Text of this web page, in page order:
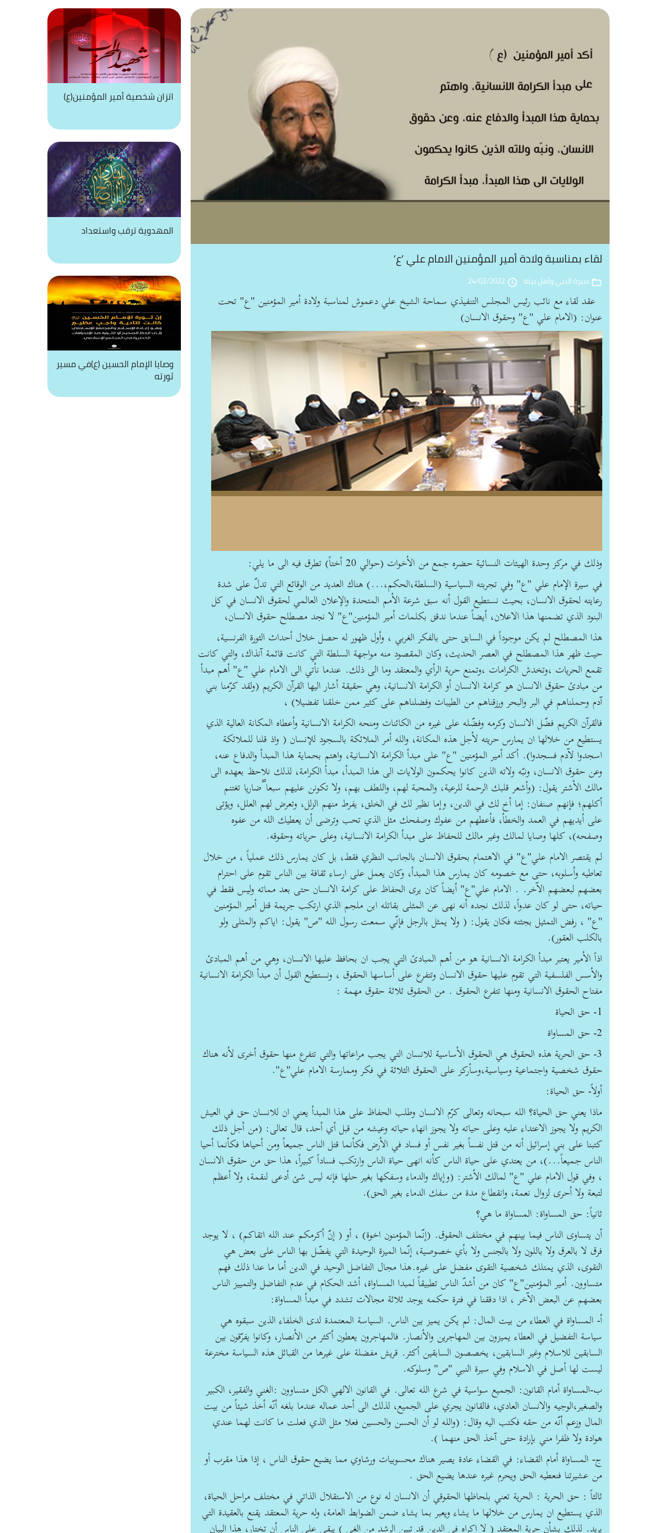
لقاء بمناسبة ولادة أمير المؤمنين الامام علي ’ع’
folder_open سيرة النبي وأهل بيته access_time
24/02/2022
عقد لقاء مع نائب رئيس المجلس التنفيذي سماحة الشيخ علي دعموش لمناسبة ولادة أمير المؤمنين "ع" تحت
عنوان: (الامام علي "ع" وحقوق الانسان)
وذلك في مركز وحدة الهيئات النسائية حضره جمع من الأخوات (حوالي 20 أختاً) تطرق فيه الى ما يلي:
في سيرة الإمام علي "ع" وفي تجربته السياسية (السلطة،الحكم،...) هناك العديد من الوقائع التي تدلّ على شدة
رعايته لحقوق الانسان، بحيث نستطيع القول أنه سبق شرعة الأمم المتحدة والإعلان العالمي لحقوق الانسان في كل
البنود الذي تضمنها هذا الاعلان، أيضاً عندما ندقق بكلمات أمير المؤمنين"ع" لا نجد مصطلح حقوق الانسان،
هذا المصطلح لم يكن موجوداً في السابق حتى بالفكر الغربي ، وأول ظهور له حصل خلال أحداث الثورة الفرنسية،
حيث ظهر هذا المصطلح في العصر الحديث، وكان المقصود منه مواجهة السلطة التي كانت قائمة آنذاك، والتي كانت
تقمع الحريات ،وتخدش الكرامات ،وتمنع حرية الرأي والمعتقد وما الى ذلك. عندما نأتي الى الامام علي "ع" أهم مبدأ
من مبادئ حقوق الانسان هو كرامة الانسان أو الكرامة الانسانية، وهي حقيقة أشار اليها القرآن الكريم (ولقد كرّمنا بني
آدم وحملناهم في البر والبحر ورزقناهم من الطيبات وفضلناهم على كثير ممن خلقنا تفضيلا) ،
فالقرآن الكريم فضّل الانسان وكرمه وفضّله على غيره من الكائنات ومنحه الكرامة الانسانية وأعطاه المكانة العالية الذي
يستطيع من خلالها ان يمارس حريته لأجل هذه المكانة، والله أمر الملائكة بالسجود للإنسان ( واذ قلنا للملائكة
اسجدوا لآدم فسجدوا). أكد أمير المؤمنين "ع" على مبدأ الكرامة الانسانية، واهتم بحماية هذا المبدأ والدفاع عنه،
وعن حقوق الانسان، ونبّه ولاته الذين كانوا يحكمون الولايات الى هذا المبدأ، مبدأ الكرامة، لذلك نلاحظ بعهده الى
مالك الأشتر يقول: (وأشعر قلبك الرحمة للرعية، والمحبة لهم، واللطف بهم، ولا تكونن عليهم سبعا ًضاريا تغتنم
أكلهم؛ فإنهم صنفان: إما أخ لك في الدين، وإما نظير لك في الخلق، يفرط منهم الزلل، وتعرض لهم العلل، ويؤتى
على أيديهم في العمد والخطأ، فأعطهم من عفوك وصفحك مثل الذي تحب وترضى أن يعطيك الله من عفوه
وصفحه)، كلها وصايا لمالك وغير مالك للحفاظ على مبدأ الكرامة الانسانية، وعلى حرياته وحقوقه.
لم يقتصر الامام علي"ع" في الاهتمام بحقوق الانسان بالجانب النظري فقط، بل كان يمارس ذلك عملياً ، من خلال
تعاطيه وأسلوبه، حتى مع خصومه كان يمارس هذا المبدأ، وكان يعمل على ارساء ثقافة بين الناس تقوم على احترام
بعضهم لبعضهم الآخر. . الامام علي"ع" أيضاً كان يرى الحفاظ على كرامة الانسان حتى بعد مماته وليس فقط في
حياته، حتى لو كان عدواً، لذلك نجده أنه نهى عن المثلى بقاتله ابن ملجم الذي ارتكب جريمة قتل أمير المؤمنين
"ع" ، رفض التمثيل بجثته فكان يقول: ( ولا يمثل بالرجل فإنّي سمعت رسول الله "ص" يقول: اياكم والمثلى ولو
بالكلب العقور).
اذاً الأمير يعتبر مبدأ الكرامة الانسانية هو من أهم المبادئ التي يجب ان بحافظ عليها الانسان، وهي من أهم المبادئ
والأسس الفلسفية التي تقوم عليها حقوق الانسان وتتفرع على أساسها الحقوق ، ونستطيع القول أن مبدأ الكرامة الانسانية
مفتاح الحقوق الانسانية ومنها تتفرع الحقوق . من الحقوق ثلاثة حقوق مهمة :
1- حق الحياة
2- حق المساواة
3- حق الحرية هذه الحقوق هي الحقوق الأساسية للانسان التي يجب مراعاتها والتي تتفرع منها حقوق أخرى لأنه هناك
حقوق شخصية واجتماعية وسياسية،وسأركز على الحقوق الثلاثة في فكر وممارسة الامام علي"ع".
أولاً- حق الحياة:
ماذا يعني حق الحياة؟ الله سبحانه وتعالى كرّم الانسان وطلب الحفاظ على هذا المبدأ يعني ان للانسان حق في العيش
الكريم ولا يجوز الاعتداء عليه وعلى حياته ولا يجوز انهاء حياته وعيشه من قبل أي أحد، قال تعالى: (من أجل ذلك
كتبنا على بني إسرائيل أنه من قتل نفساً بغير نفس أو فساد في الأرض فكأنما قتل الناس جميعاً ومن أحياها فكأنما أحيا
الناس جميعاً...)، من يعتدي على حياة الناس كأنه انهى حياة الناس وارتكب فساداً كبيراً، هذا حق من حقوق الانسان
، وفي قول الامام علي "ع" لمالك الأشتر: (وإياك والدماء وسفكها بغير حلها فإنه ليس شئ أدعى لنقمة، ولا أعظم
لتبعة ولا أحرى لزوال نعمة، وانقطاع مدة من سفك الدماء بغير الحق).
ثانياً: حق المساواة: المساواة ما هي؟
أن يتساوى الناس فيما بينهم في مختلف الحقوق. (إنّما المؤمنون اخوة) ، أو ( إنّ أكرمكم عند الله اتقاكم) ، لا يوجد
فرق لا بالعرق ولا باللون ولا بالجنس ولا بأي خصوصية، إنّما الميزة الوحيدة التي يفضّل بها الناس على بعض هي
التقوى، الذي يمتلك شخصية التقوى مفضل على غيره.هذا مجال التفاضل الوحيد في الدين أما ما عدا ذلك فهم
متساوون. أمير المؤمنين"ع" كان من أشدّ الناس تطبيقاً لمبدا المساواة، أشد الحكام في عدم التفاضل والتمييز الناس
بعضهم عن البعض الآخر ، اذا دققنا في فترة حكمه يوجد ثلاثة مجالات تشدد في مبدأ المساواة:
أ- المساواة في العطاء من بيت المال: لم يكن يميز بين الناس. السياسة المعتمدة لدى الخلفاء الذين سبقوه هي
سياسة التفضيل في العطاء يميزون بين المهاجرين والأنصار. فالمهاجرون يعطون أكثر من الأنصار، وكانوا يفرّقون بين
السابقين للاسلام وغير السابقين، يخصصون السابقين أكثر. قريش مفضلة على غيرها من القبائل هذه السياسة مخترعة
ليست لها أصل في الاسلام وفي سيرة النبي "ص" وسلوكه.
ب-المساواة أمام القانون: الجميع سواسية في شرع الله تعالى. في القانون الالهي الكل متساوون :الغني والفقير، الكبير
والصغير،الوجيه والانسان العادي، فالقانون يجري على الجميع، لذلك الى أحد عماله عندما بلغه أنّه أخذ شيئاً من بيت
المال وزعم أنّه من حقه فكتب اليه وقال: (والله لو أن الحسن والحسين فعلا مثل الذي فعلت ما كانت لهما عندي
هوادة ولا ظفرا مني بإرادة حتى آخذ الحق منهما ).
ج- المساواة أمام القضاء: في القضاء عادة يصير هناك محسوبيات ورشاوي مما يضيع حقوق الناس ، إذا هذا مقرب أو
من عشيرتنا فنعطيه الحق ويحرم غيره عندها يضيع الحق .
ثالثاً : حق الحرية : الحرية تعني بلحاظها الحقوقي أن الانسان له نوع من الاستقلال الذاتي في مختلف مراحل الحياة،
الذي يستطيع ان يمارس من خلالها ما يشاء ويعبر بما يشاء ضمن الضوابط العامة، وله حرية المعتقد يقنع بالعقيدة التي
اتزان شخصية أمير المؤمنين(ع)
المهدوية ترقب واستعداد
وصايا الإمام الحسين (ع)في مسير
ثورته